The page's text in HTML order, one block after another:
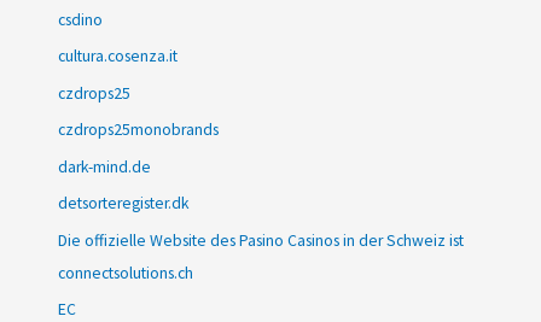
csdino
cultura.cosenza.it
czdrops25
czdrops25monobrands
dark-mind.de
detsorteregister.dk
Die offizielle Website des Pasino Casinos in der Schweiz ist
connectsolutions.ch
EC